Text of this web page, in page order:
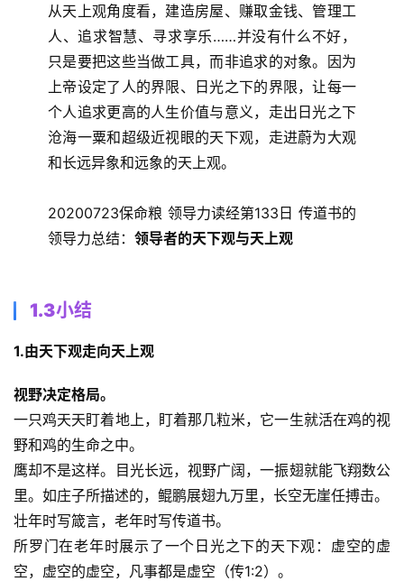
从天上观角度看，建造房屋、赚取金钱、管理工
人、追求智慧、寻求享乐……并没有什么不好，
只是要把这些当做工具，而非追求的对象。因为
上帝设定了人的界限、日光之下的界限，让每一
个人追求更高的人生价值与意义，走出日光之下
沧海一粟和超级近视眼的天下观，走进蔚为大观
和长远异象和远象的天上观。
20200723保命粮 领导力读经第133日 传道书的
领导力总结： 领导者的天下观与天上观
1.3小结
1.由天下观走向天上观
视野决定格局。
一只鸡天天盯着地上，盯着那几粒米，它一生就活在鸡的视
野和鸡的生命之中。
鹰却不是这样。目光长远，视野广阔，一振翅就能飞翔数公
壮年时写箴言，老年时写传道书。
所罗门在老年时展示了一个日光之下的天下观：虚空的虚
空，虚空的虚空，凡事都是虚空（传1:2）。